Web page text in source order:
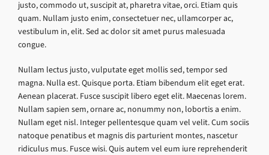
justo, commodo ut, suscipit at, pharetra vitae, orci. Etiam quis
quam. Nullam justo enim, consectetuer nec, ullamcorper ac,
vestibulum in, elit. Sed ac dolor sit amet purus malesuada
congue.
Nullam lectus justo, vulputate eget mollis sed, tempor sed
magna. Nulla est. Quisque porta. Etiam bibendum elit eget erat.
Aenean placerat. Fusce suscipit libero eget elit. Maecenas lorem.
Nullam sapien sem, ornare ac, nonummy non, lobortis a enim.
Nullam eget nisl. Integer pellentesque quam vel velit. Cum sociis
natoque penatibus et magnis dis parturient montes, nascetur
ridiculus mus. Fusce wisi. Quis autem vel eum iure reprehenderit